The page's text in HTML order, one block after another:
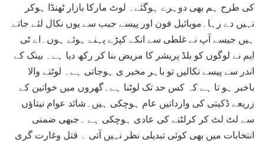
کی طرح ہم بھی دوہرے ہوگئے۔ لوٹ مارکا بازار ٹھنڈا ہوکر
نہیں دے رہا۔موبائیل فون اور پیسے جیب سے یوں نکال لئے جاتے
ہیں جیسے آپ نے غلطی سے انکے کپڑے پہنے ہوئے ہوں۔اے ٹی
ایم نے لوگوں کو بلڈ پریشر کا مریض بنا کر رکھ دیا ہے۔ بینک کے
اندر سے پیسے نکالیں تو باہر مخبر ی ہوجاتی ہے۔ لوٹنے والا
باخبر ہو تا ہے کہ کس حد تک لوٹنا ہے۔گھروں میں خواتین کے
زریعے ڈکیتی کی وارداتیں عام ہوچکی ہیں۔شائد عوام نیتاؤں
سے لٹ لٹ کر کرلٹنے کی عادی ہوچکی ہے ۔جبھی ضمنی
انتخابات میں بھی کوئی تبدیلی نظر نہیں آتی ۔ قتل وغارت گری